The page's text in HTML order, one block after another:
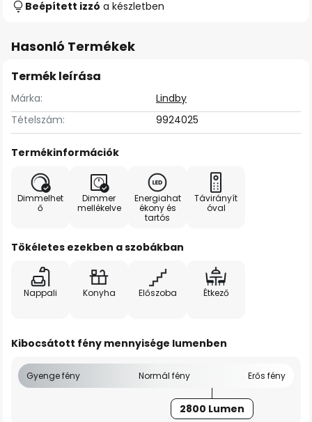
Beépített izzó a készletben
Hasonló Termékek
Termék leírása
Márka:
Lindby
Tételszám:
9924025
Termékinformációk
Dimmelhet
ő
Dimmer
mellékelve
Energiahat
ékony és
tartós
Távirányít
óval
Tökéletes ezekben a szobákban
Nappali Konyha Előszoba Étkező
Kibocsátott fény mennyisége lumenben
Gyenge fény Normál fény Erős fény
2800 Lumen